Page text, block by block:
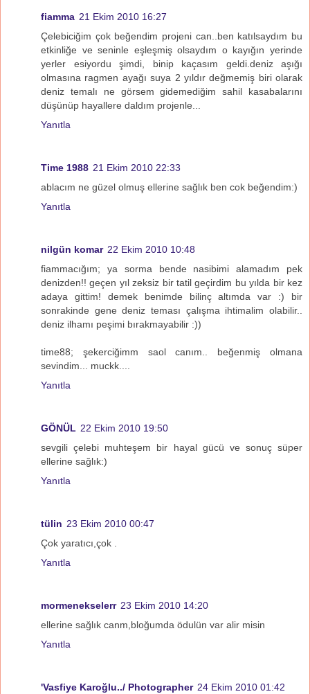
fiamma 21 Ekim 2010 16:27
Çelebiciğim çok beğendim projeni can..ben katılsaydım bu
etkinliğe ve seninle eşleşmiş olsaydım o kayığın yerinde
yerler esiyordu şimdi, binip kaçasım geldi.deniz aşığı
olmasına ragmen ayağı suya 2 yıldır değmemiş biri olarak
deniz temalı ne görsem gidemediğim sahil kasabalarını
düşünüp hayallere daldım projenle...
Yanıtla
Time 1988 21 Ekim 2010 22:33
ablacım ne güzel olmuş ellerine sağlık ben cok beğendim:)
Yanıtla
nilgün komar 22 Ekim 2010 10:48
fiammacığım; ya sorma bende nasibimi alamadım pek
denizden!! geçen yıl zeksiz bir tatil geçirdim bu yılda bir kez
adaya gittim! demek benimde bilinç altımda var :) bir
sonrakinde gene deniz teması çalışma ihtimalim olabilir..
deniz ilhamı peşimi bırakmayabilir :))
time88; şekerciğimm saol canım.. beğenmiş olmana
sevindim... muckk....
Yanıtla
GÖNÜL 22 Ekim 2010 19:50
sevgili çelebi muhteşem bir hayal gücü ve sonuç süper
ellerine sağlık:)
Yanıtla
tülin 23 Ekim 2010 00:47
Çok yaratıcı,çok .
Yanıtla
mormenekselerr 23 Ekim 2010 14:20
ellerine sağlık canm,bloğumda ödulün var alir misin
Yanıtla
'Vasfiye Karoğlu../ Photographer 24 Ekim 2010 01:42